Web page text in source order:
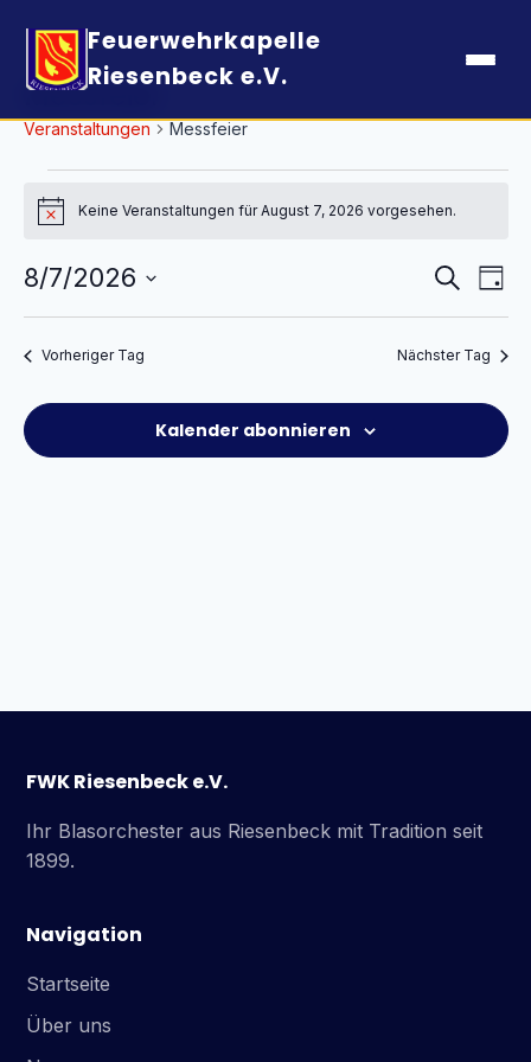
Feuerwehrkapelle
Riesenbeck e.V.
Messfeier
Veranstaltungen Messfeier
für
7,
2026
HinweisKeine Veranstaltungen für August 7, 2026 vorgesehen.
Suche
und
SucheTag
8/7/2026
Datum
Vorheriger Tag Nächster Tag
Kalender abonnieren
FWK Riesenbeck e.V.
Ihr Blasorchester aus Riesenbeck mit Tradition seit
1899.
Navigation
Startseite
Über uns